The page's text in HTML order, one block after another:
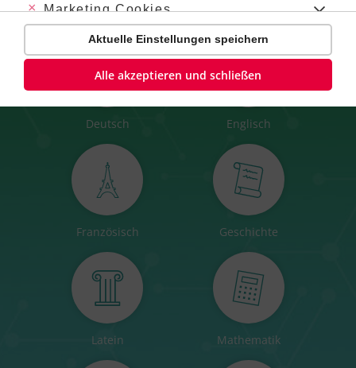
Biologie Chemie
Deutsch Englisch
Französisch Geschichte
Latein Mathematik
Abgelehnt:
Marketing Cookies
Abgelehnt:
Personalisierungs-Cookies
Aktuelle Einstellungen speichern
Alle akzeptieren und schließen